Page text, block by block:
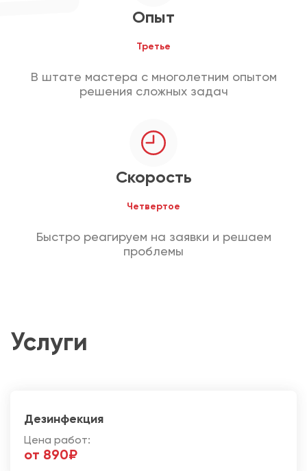
Опыт
Третье
В штате мастера с многолетним опытом
решения сложных задач
Скорость
Четвертое
Быстро реагируем на заявки и решаем
проблемы
Услуги
Дезинфекция
Цена работ:
от 890₽